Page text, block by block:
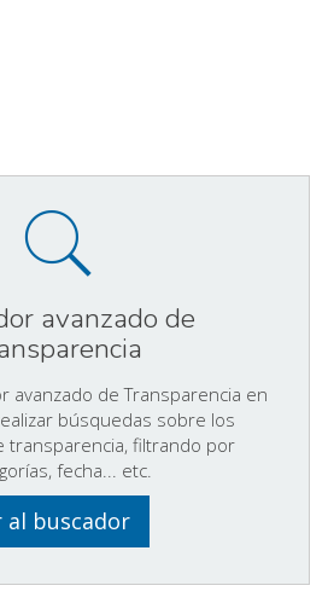
avanzado de
avanzado de Transparencia en
búsquedas sobre los
transparencia, filtrando por
fecha... etc.
al buscador